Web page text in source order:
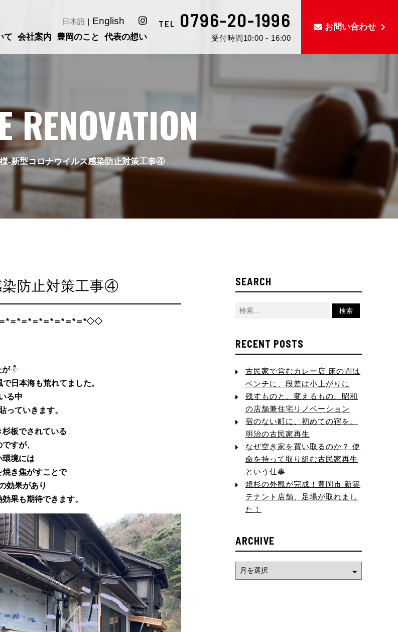
日本語 ｜ English
て 会社案内 豊岡のこと 代表の想い
TEL 0796-20-1996
受付時間10:00 - 16:00
お問い合わせ
RENOVATION
-新型コロナウイルス感染防止対策工事④
染防止対策工事④
*＝*＝*＝*＝*＝*＝*＝*◇◇
が
日本海も荒れてました。
る中
っていきます。
板でされている
すが、
環境には
き焦がすことで
効果があり
果も期待できます。
SEARCH
RECENT POSTS
古民家で営むカレー店 床の間は
ベンチに、段差は小上がりに
残すものと、変えるもの。昭和
の店舗兼住宅リノベーション
宿のない町に、初めての宿を。
明治の古民家再生
なぜ空き家を買い取るのか？ 使
命を持って取り組む古民家再生
という仕事
焼杉の外観が完成！豊岡市 新築
テナント店舗、足場が取れまし
た！
ARCHIVE